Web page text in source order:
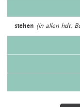
stehen (in allen hdt.